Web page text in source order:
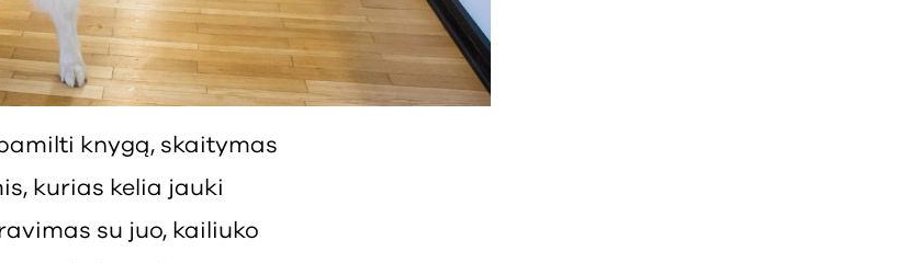
knygą, skaitymas
kurias kelia jauki
su juo, kailiuko